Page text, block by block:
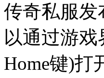
传奇私服发
以通过游戏
Home键)打